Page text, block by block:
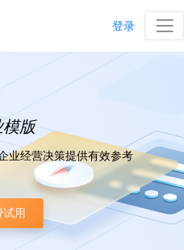
登录
模版
业经营决策提供有效参考
试用